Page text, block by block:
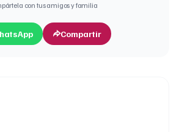
con tus amigos y familia
Compartir